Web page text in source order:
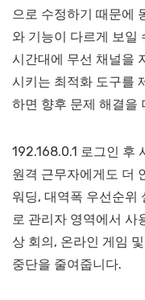
으로 수정하기 때문에
와 기능이 다르게 보일
시간대에 무선 채널을
시키는 최적화 도구를
하면 향후 문제 해결을
192.168.0.1 로그인 후
원격 근무자에게도 더
워딩, 대역폭 우선순위
로 관리자 영역에서 사
상 회의, 온라인 게임
중단을 줄여줍니다.